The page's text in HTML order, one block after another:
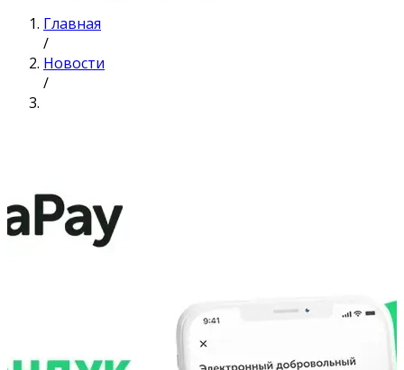
Главная
/
Новости
/